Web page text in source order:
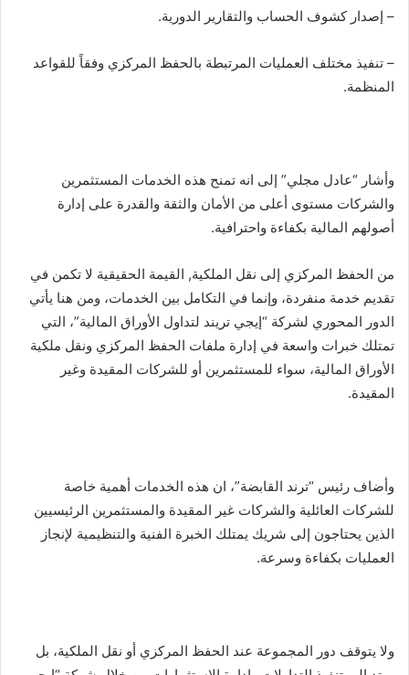
– إصدار كشوف الحساب والتقارير الدورية.
– تنفيذ مختلف العمليات المرتبطة بالحفظ المركزي وفقاً للقواعد
المنظمة.
وأشار “عادل مجلي” إلى انه تمنح هذه الخدمات المستثمرين
والشركات مستوى أعلى من الأمان والثقة والقدرة على إدارة
أصولهم المالية بكفاءة واحترافية.
من الحفظ المركزي إلى نقل الملكية, القيمة الحقيقية لا تكمن في
تقديم خدمة منفردة، وإنما في التكامل بين الخدمات، ومن هنا يأتي
الدور المحوري لشركة “إيجي تريند لتداول الأوراق المالية”، التي
تمتلك خبرات واسعة في إدارة ملفات الحفظ المركزي ونقل ملكية
الأوراق المالية، سواء للمستثمرين أو للشركات المقيدة وغير
المقيدة.
وأضاف رئيس “ترند القابضة”، ان هذه الخدمات أهمية خاصة
للشركات العائلية والشركات غير المقيدة والمستثمرين الرئيسيين
الذين يحتاجون إلى شريك يمتلك الخبرة الفنية والتنظيمية لإنجاز
العمليات بكفاءة وسرعة.
ولا يتوقف دور المجموعة عند الحفظ المركزي أو نقل الملكية، بل